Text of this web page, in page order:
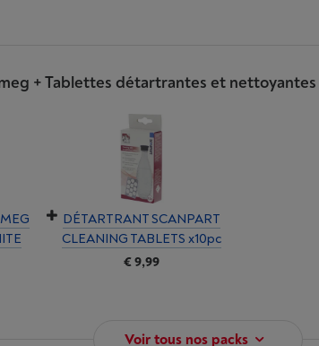
+ Tablettes détartrantes et
DÉTARTRANT SCANPART
CLEANING TABLETS x10pc
€ 9,99
Voir tous nos packs